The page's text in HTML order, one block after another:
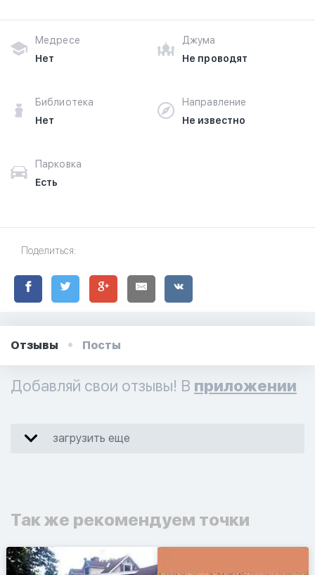
Медресе
Нет
Джума
Не проводят
Библиотека
Нет
Направление
Не известно
Парковка
Есть
Поделиться:
Отзывы Посты
Добавляй свои отзывы! В приложении
загрузить еще
Так же рекомендуем точки